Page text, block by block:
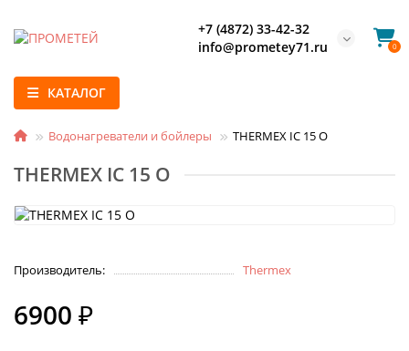
+7 (4872) 33-42-32
info@prometey71.ru
0
КАТАЛОГ
Водонагреватели и бойлеры THERMEX IC 15 O
THERMEX IC 15 O
Производитель: Thermex
6900 ₽